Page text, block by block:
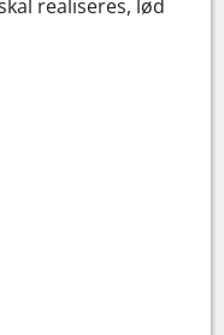
realiseres, lød